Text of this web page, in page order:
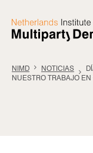
NIMD NOTICIAS
NUESTRO TRABAJO EN